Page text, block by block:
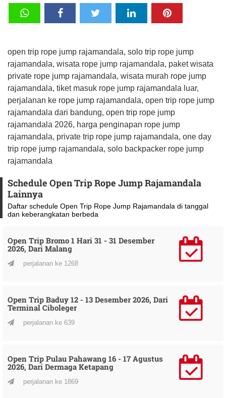
open trip rope jump rajamandala, solo trip rope jump
rajamandala, wisata rope jump rajamandala, paket wisata
private rope jump rajamandala, wisata murah rope jump
rajamandala, tiket masuk rope jump rajamandala luar,
perjalanan ke rope jump rajamandala, open trip rope jump
rajamandala dari bandung, open trip rope jump
rajamandala 2026, harga penginapan rope jump
rajamandala, private trip rope jump rajamandala, one day
trip rope jump rajamandala, solo backpacker rope jump
rajamandala
Schedule Open Trip Rope Jump Rajamandala
Lainnya
Daftar schedule Open Trip Rope Jump Rajamandala di tanggal
dan keberangkatan berbeda
Open Trip Bromo 1 Hari 31 - 31 Desember
2026, Dari Malang
perjalanan ke 1268
Open Trip Baduy 12 - 13 Desember 2026, Dari
Terminal Ciboleger
perjalanan ke 639
Open Trip Pulau Pahawang 16 - 17 Agustus
2026, Dari Dermaga Ketapang
perjalanan ke 1869